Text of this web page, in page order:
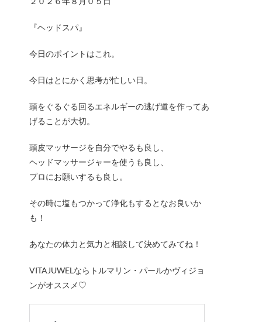
『ヘッドスパ』
今日のポイントはこれ。
今日はとにかく思考が忙しい日。
頭をぐるぐる回るエネルギーの逃げ道を作ってあ
げることが大切。
頭皮マッサージを自分でやるも良し、
ヘッドマッサージャーを使うも良し、
プロにお願いするも良し。
その時に塩もつかって浄化もするとなお良いか
も！
あなたの体力と気力と相談して決めてみてね！
VITAJUWELならトルマリン・パールかヴィジョ
ンがオススメ♡